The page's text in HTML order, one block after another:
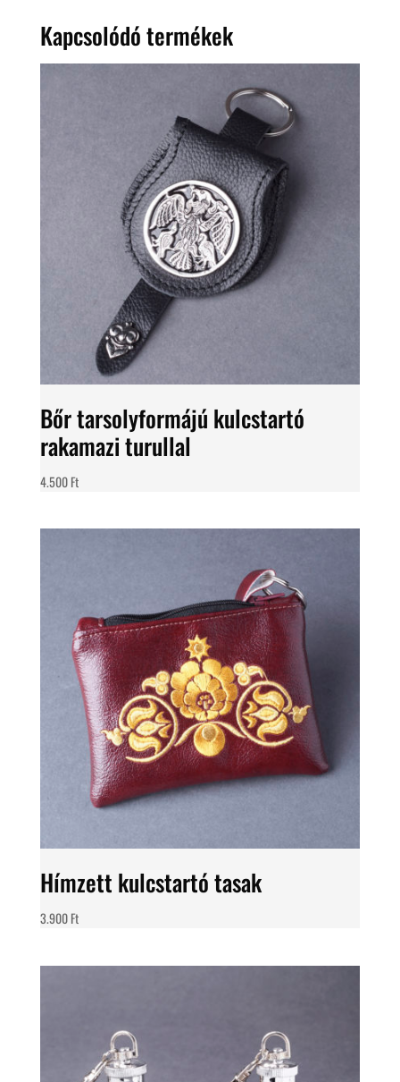
Kapcsolódó termékek
Bőr tarsolyformájú kulcstartó
rakamazi turullal
4.500Ft
Hímzett kulcstartó tasak
3.900Ft